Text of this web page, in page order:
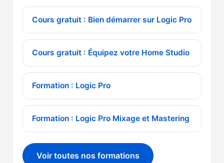
Cours gratuit : Bien démarrer sur Logic Pro
Cours gratuit : Équipez votre Home Studio
Formation : Logic Pro
Formation : Logic Pro Mixage et Mastering
Voir toutes nos formations